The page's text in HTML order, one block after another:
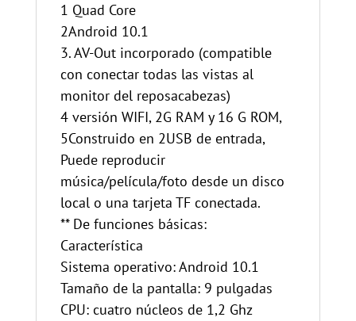
1 Quad Core
2Android 10.1
3. AV-Out incorporado (compatible
con conectar todas las vistas al
monitor del reposacabezas)
4 versión WIFI, 2G RAM y 16 G ROM,
5Construido en 2USB de entrada,
Puede reproducir
música/película/foto desde un disco
local o una tarjeta TF conectada.
** De funciones básicas:
Característica
Sistema operativo: Android 10.1
Tamaño de la pantalla: 9 pulgadas
CPU: cuatro núcleos de 1,2 Ghz